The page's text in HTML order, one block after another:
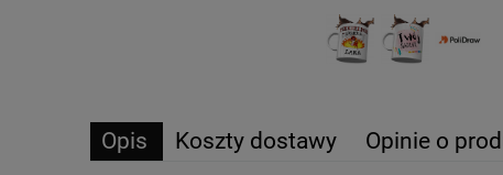
Opis Koszty dostawy Opinie o